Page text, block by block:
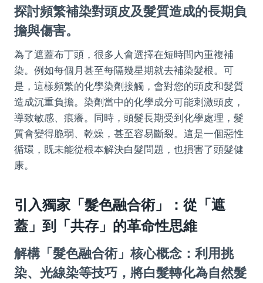
探討頻繁補染對頭皮及髮質造成的長期負
擔與傷害。
為了遮蓋布丁頭，很多人會選擇在短時間內重複補
染。例如每個月甚至每隔幾星期就去補染髮根。可
是，這樣頻繁的化學染劑接觸，會對您的頭皮和髮質
造成沉重負擔。染劑當中的化學成分可能刺激頭皮，
導致敏感、痕癢。同時，頭髮長期受到化學處理，髮
質會變得脆弱、乾燥，甚至容易斷裂。這是一個惡性
循環，既未能從根本解決白髮問題，也損害了頭髮健
康。
引入獨家「髮色融合術」：從「遮
蓋」到「共存」的革命性思維
解構「髮色融合術」核心概念：利用挑
染、光線染等技巧，將白髮轉化為自然髮